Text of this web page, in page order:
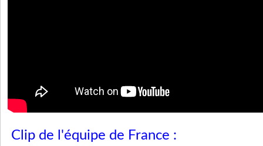
Clip de l'équipe de France :